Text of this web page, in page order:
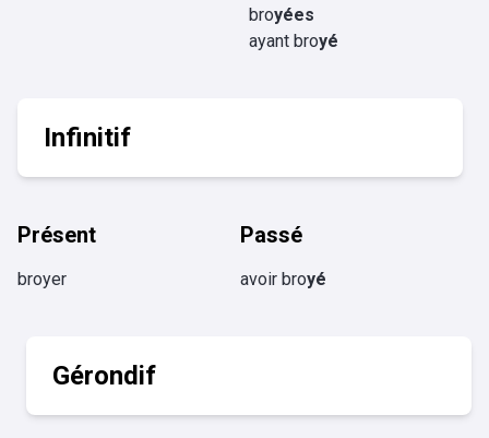
broyées
ayant broyé
Infinitif
Présent
broyer
Passé
avoir broyé
Gérondif